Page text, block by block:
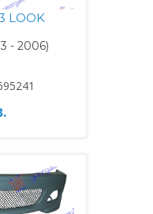
LOOK
- 2006)